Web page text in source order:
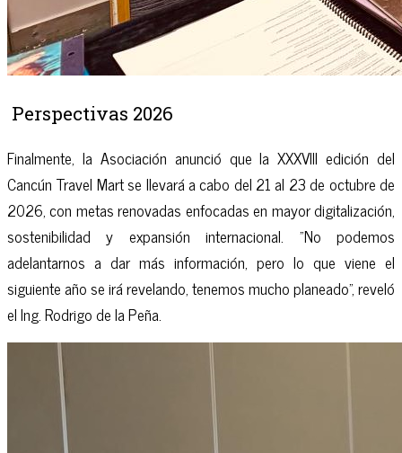
Perspectivas 2026
Finalmente, la Asociación anunció que la XXXVIII edición del
Cancún Travel Mart se llevará a cabo del 21 al 23 de octubre de
2026, con metas renovadas enfocadas en mayor digitalización,
sostenibilidad y expansión internacional. "No podemos
adelantarnos a dar más información, pero lo que viene el
siguiente año se irá revelando, tenemos mucho planeado", reveló
el Ing. Rodrigo de la Peña.